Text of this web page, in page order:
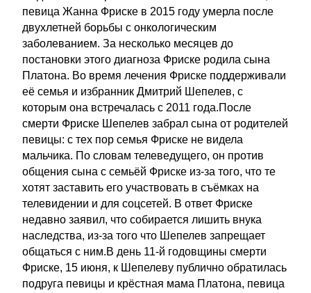
певица Жанна Фриске в 2015 году умерла после
двухлетней борьбы с онкологическим
заболеванием. За несколько месяцев до
постановки этого диагноза Фриске родила сына
Платона. Во время лечения Фриске поддерживали
её семья и избранник Дмитрий Шепелев, с
которым она встречалась с 2011 года.После
смерти Фриске Шепелев забрал сына от родителей
певицы: с тех пор семья Фриске не видела
мальчика. По словам телеведущего, он против
общения сына с семьёй Фриске из-за того, что те
хотят заставить его участвовать в съёмках на
телевидении и для соцсетей. В ответ Фриске
недавно заявил, что собирается лишить внука
наследства, из-за того что Шепелев запрещает
общаться с ним.В день 11-й годовщины смерти
Фриске, 15 июня, к Шепелеву публично обратилась
подруга певицы и крёстная мама Платона, певица